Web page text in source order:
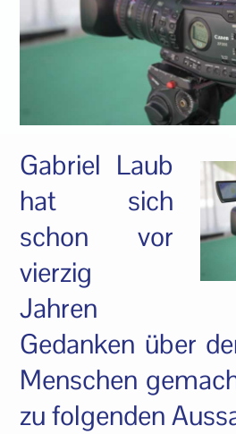
Gabriel Laub
hat sich
schon vor
vierzig
Jahren
Gedanken über
Menschen
zu folgenden